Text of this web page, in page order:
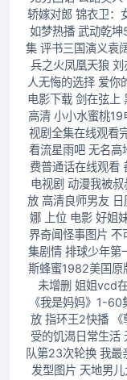
轿嫁对郎 锦衣卫：
如梦热播 武动乾
集 评书三国演义袁
兵之火凤凰天狼
人无悔的选择 爱你
电影下载 剑在弦上
高清 小小水蜜桃
视剧全集在线观看
看流星雨吧 无名高
费普通话在线观看
电视剧 动漫我被
放 高清良师男友
娜 上位 电影 好姐
界奇闻怪事图片 不
集剧情 排球少年第
斯蜂蜜1982美国原
未增删 姐姐vcd
《我是妈妈》1-
放 指环王2快播 《
受的饥渴日常生活
队第23次轮换 我最
发型图片 天地男